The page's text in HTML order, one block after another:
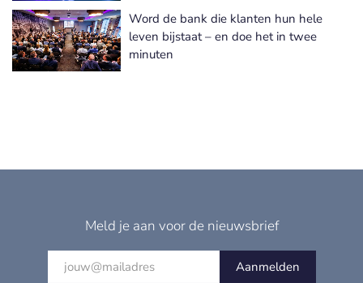
Word de bank die klanten hun hele
leven bijstaat – en doe het in twee
minuten
Meld je aan voor de nieuwsbrief
Aanmelden